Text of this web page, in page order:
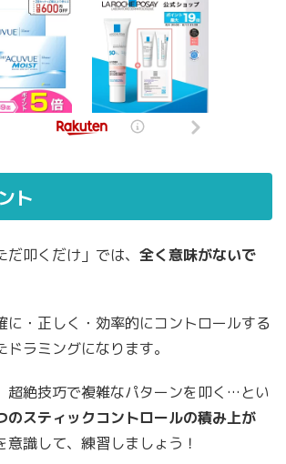
ト
叩くだけ」では、 全く意味がないで
に・正しく・効率的にコントロールする
ラミングになります。
超絶技巧で複雑なパターンを叩く…とい
のスティックコントロールの積み上が
意識して、練習しましょう！